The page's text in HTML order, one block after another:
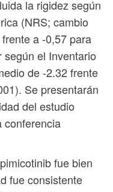
la rigidez según
(NRS; cambio
a -0,57 para
el Inventario
de -2.32 frente
Se presentarán
del estudio
conferencia
fue bien
fue consistente